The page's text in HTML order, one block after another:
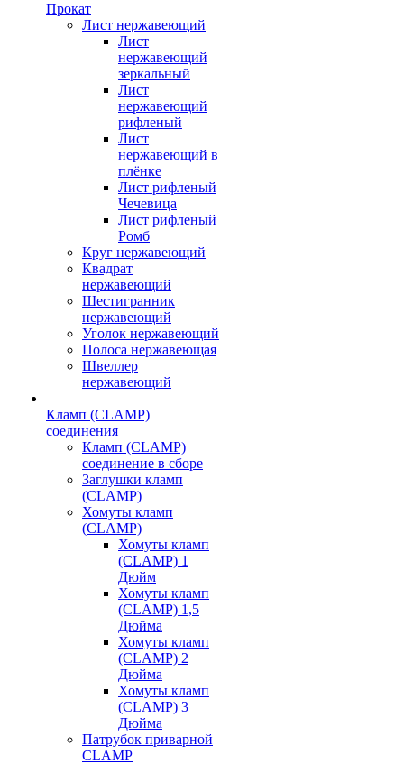
Прокат
Лист нержавеющий
Лист
нержавеющий
зеркальный
Лист
нержавеющий
рифленый
Лист
нержавеющий в
плёнке
Лист рифленый
Чечевица
Лист рифленый
Ромб
Круг нержавеющий
Квадрат
нержавеющий
Шестигранник
нержавеющий
Уголок нержавеющий
Полоса нержавеющая
Швеллер
нержавеющий
Кламп (CLAMP)
соединения
Кламп (CLAMP)
соединение в сборе
Заглушки кламп
(CLAMP)
Хомуты кламп
(CLAMP)
Хомуты кламп
(CLAMP) 1
Дюйм
Хомуты кламп
(CLAMP) 1,5
Дюйма
Хомуты кламп
(CLAMP) 2
Дюйма
Хомуты кламп
(CLAMP) 3
Дюйма
Патрубок приварной
CLAMP